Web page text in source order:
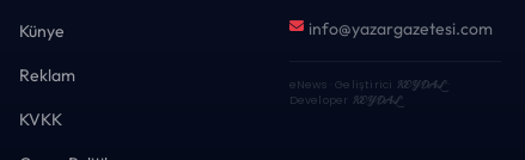
Künye
Reklam
KVKK
info@yazargazetesi.com
eNews · Geliştirici KEYDAL·
Developer KEYDAL